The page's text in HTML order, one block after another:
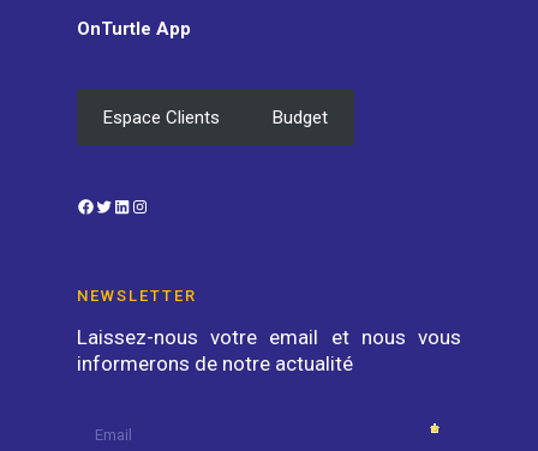
OnTurtle App
Espace Clients Budget
Facebook
TwitterLinkedIn
NEWSLETTER
Laissez-nous votre email et nous vous
informerons de notre actualité